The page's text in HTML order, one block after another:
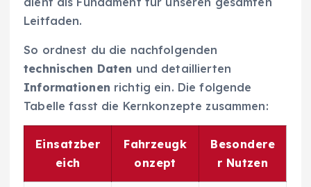
Leitfaden.
So ordnest du die nachfolgenden
technischen Daten und detaillierten
Informationen richtig ein. Die folgende
Tabelle fasst die Kernkonzepte zusammen:
Einsatzber
eich
Fahrzeugk
onzept
Besondere
r Nutzen